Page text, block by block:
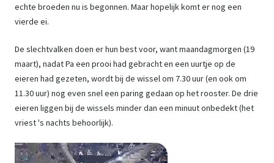
echte broeden nu is begonnen. Maar hopelijk komt er nog een
vierde ei.
De slechtvalken doen er hun best voor, want maandagmorgen (19
maart), nadat Pa een prooi had gebracht en een uurtje op de
eieren had gezeten, wordt bij de wissel om 7.30 uur (en ook om
11.30 uur) nog even snel een paring gedaan op het rooster. De drie
eieren liggen bij de wissels minder dan een minuut onbedekt (het
vriest 's nachts behoorlijk).